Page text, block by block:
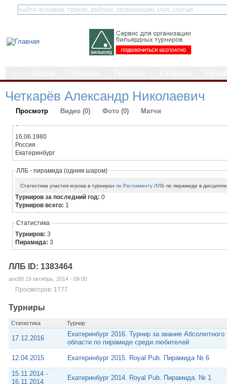
Четкарёв Александр Николаевич
Просмотр Видео (0) Фото (0) Матчи
-
16.06.1980
Россия
Екатеринбург
ЛЛБ - пирамида (одним шаром)
Статистика участия игрока в турнирахпо Регламенту ЛЛБ по пирамиде в
Турниров за последний год:0
Турниров всего: 1
Статистика
Турниров:3
Пирамида:3
ЛЛБ ID: 1383464
anc80 19 октябрь, 2014 - 09:00
Просмотров: 1777
Турниры
Статистика Турнир
17.12.2016
Екатеринбург 2016. Турнир за звание
области по пирамиде среди любителей
12.04.2015 Екатеринбург 2015. Royal Pub. Пирамида № 6
15.11.2014 -
16.11.2014
Екатеринбург 2014. Royal Pub. Пирамида. № 1